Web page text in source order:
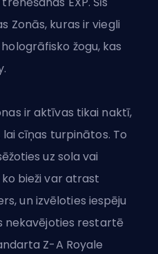
Zonās, kuras ir viegli
žogu, kas
ir aktīvas tikai naktī,
cīņas turpinātos. To
uz sola vai
bieži var atrast
un izvēloties iespēju
nekavējoties restartē
Z-A Royale